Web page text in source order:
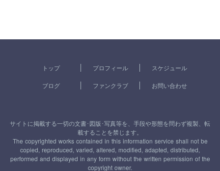
トップ プロフィール スケジュール
ブログ ファンクラブ お問い合わせ
サイトに掲載する一切の文書･図版･写真等を、手段や形態を問わず複製、転
載することを禁じます。
The copyrighted works contained in this information service shall not be
copied, reproduced, varied, altered, modified, adapted, distributed,
performed and displayed in any form without the written permission of the
copyright owner.